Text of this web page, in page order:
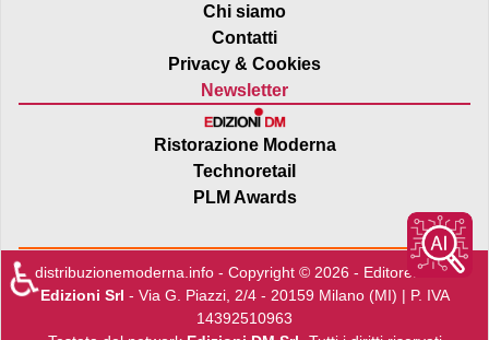
Chi siamo
Contatti
Privacy & Cookies
Newsletter
Ristorazione Moderna
Technoretail
PLM Awards
distribuzionemoderna.info - Copyright © 2026 - Editore:Edra
Edizioni Srl - Via G. Piazzi, 2/4 - 20159 Milano (MI) | P. IVA
14392510963